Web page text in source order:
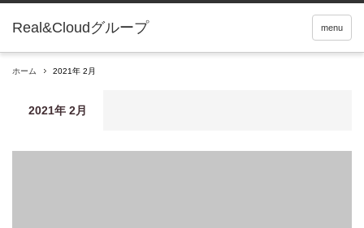
Real&Cloudグループ menu
ホーム 2021年 2月
2021年 2月